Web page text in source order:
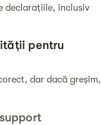
declarațiile, inclusiv
pentru
dar dacă greșim,